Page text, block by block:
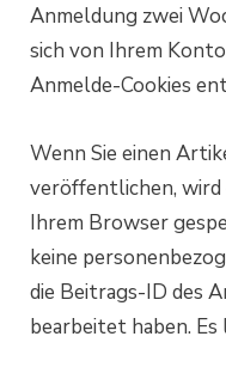
Anmeldung zwei
sich von Ihrem
Anmelde-Cookies
Wenn Sie einen
veröffentlichen, wird
Ihrem Browser
keine
die Beitrags-ID des
bearbeitet haben. Es